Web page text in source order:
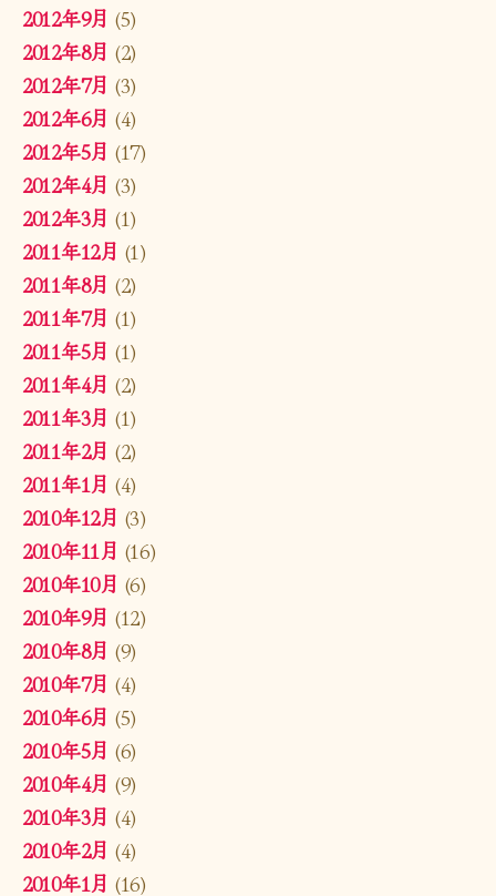
2012年9月 (5)
2012年8月 (2)
2012年7月 (3)
2012年6月 (4)
2012年5月 (17)
2012年4月 (3)
2012年3月 (1)
2011年12月 (1)
2011年8月 (2)
2011年7月 (1)
2011年5月 (1)
2011年4月 (2)
2011年3月 (1)
2011年2月 (2)
2011年1月 (4)
2010年12月 (3)
2010年11月 (16)
2010年10月 (6)
2010年9月 (12)
2010年8月 (9)
2010年7月 (4)
2010年6月 (5)
2010年5月 (6)
2010年4月 (9)
2010年3月 (4)
2010年2月 (4)
2010年1月 (16)